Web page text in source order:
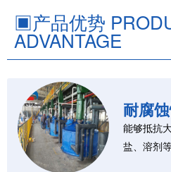
▣产品优势
ADVANTAGE
耐腐
能够抵抗
盐、溶剂